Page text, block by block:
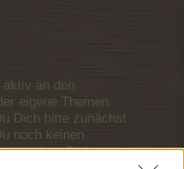
an den
eigene Themen
Dich bitte zunächst
noch keinen
Dich neu.